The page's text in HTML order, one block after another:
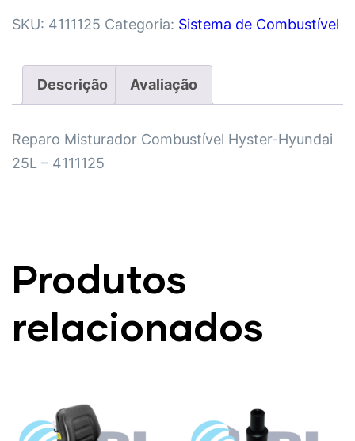
SKU: 4111125 Categoria: Sistema de Combustível
Descrição Avaliação
Reparo Misturador Combustível Hyster-Hyundai
25L – 4111125
Produtos
relacionados